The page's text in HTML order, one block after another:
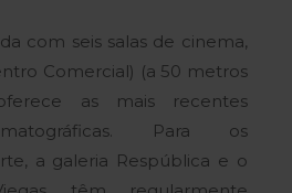
com seis salas de cinema,
Comercial) (a 50 metros
as mais recentes
Para os
a galeria Respública e o